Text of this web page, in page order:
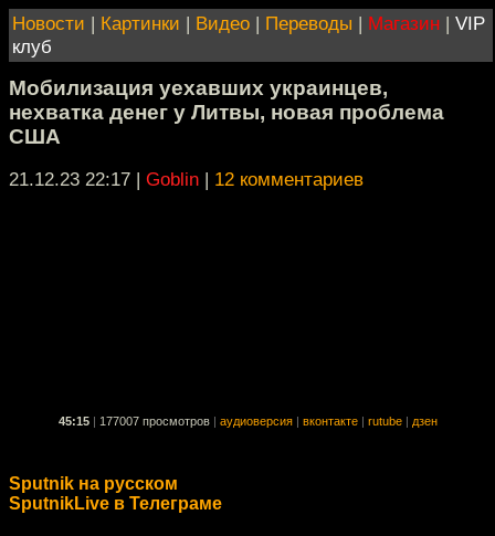
Новости | Картинки | Видео | Переводы | Магазин | VIP
клуб
Мобилизация уехавших украинцев,
нехватка денег у Литвы, новая проблема
США
21.12.23 22:17 | Goblin | 12 комментариев
45:15 177007 просмотров аудиоверсия вконтакте rutube дзен
Sputnik на русском
SputnikLive в Телеграме